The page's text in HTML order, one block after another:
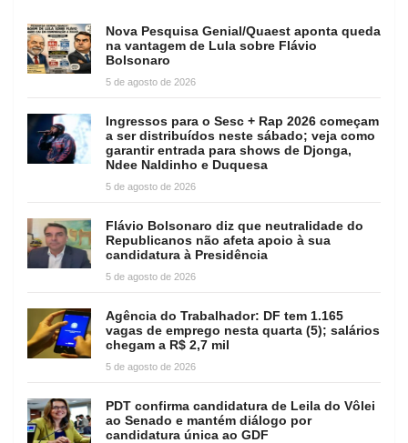
Nova Pesquisa Genial/Quaest aponta queda
na vantagem de Lula sobre Flávio
Bolsonaro
5 de agosto de 2026
Ingressos para o Sesc + Rap 2026 começam
a ser distribuídos neste sábado; veja como
garantir entrada para shows de Djonga,
Ndee Naldinho e Duquesa
5 de agosto de 2026
Flávio Bolsonaro diz que neutralidade do
Republicanos não afeta apoio à sua
candidatura à Presidência
5 de agosto de 2026
Agência do Trabalhador: DF tem 1.165
vagas de emprego nesta quarta (5); salários
chegam a R$ 2,7 mil
5 de agosto de 2026
PDT confirma candidatura de Leila do Vôlei
ao Senado e mantém diálogo por
candidatura única ao GDF